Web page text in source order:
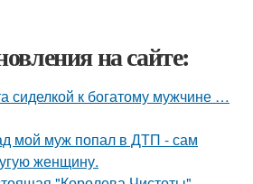
на сайте:
сиделкой к богатому мужчине …
мой муж попал в ДТП - сам
женщину.